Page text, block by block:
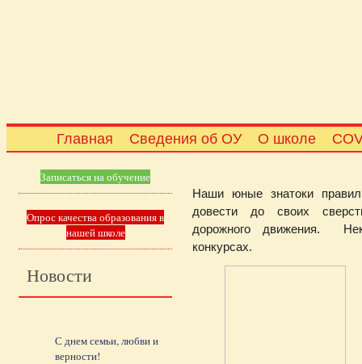
Главная Сведения об ОУ О школе
Наши юные знатоки
довести до своих
дорожного движения.
конкурсах.
Записаться на обучение
Опрос качества образования в
нашей школе
Новости
С днем семьи, любви и
верности!